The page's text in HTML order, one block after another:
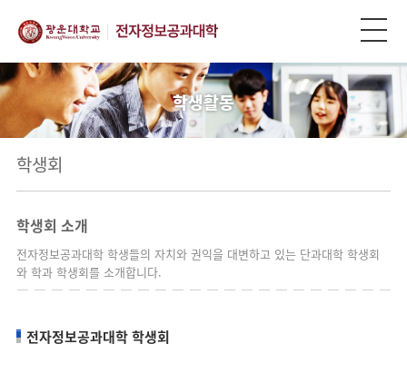
학생활동
학생회
학생회 소개
전자정보공과대학 학생들의 자치와 권익을 대변하고 있는 단과대학 학생회
와 학과 학생회를 소개합니다.
전자정보공과대학 학생회